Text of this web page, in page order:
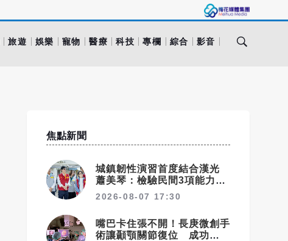
旅遊 娛樂 寵物 醫療 科技 專欄 綜合 影音
焦點新聞
城鎮韌性演習首度結合漢光
蕭美琴：檢驗民間3項能力展
現防衛韌性（已完稿）
2026-08-07 17:30
嘴巴卡住張不開！長庚微創手
術讓顳顎關節復位 成功率達